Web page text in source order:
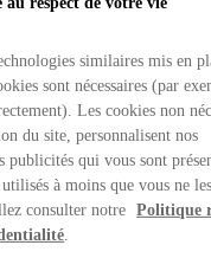
similaires mis en
sont nécessaires (par
Les cookies non
du site, personnalisent nos
publicités qui vous sont
à moins que vous ne
consulter notre
Politique